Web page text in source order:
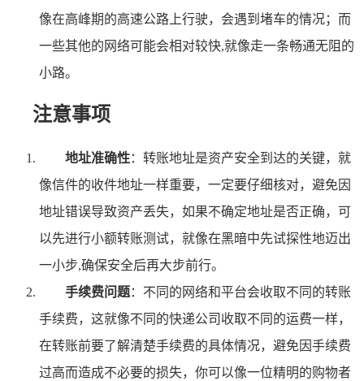
像在高峰期的高速公路上行驶，会遇到堵车的情况；而
一些其他的网络可能会相对较快,就像走一条畅通无阻的
小路。
注意事项
地址准确性：转账地址是资产安全到达的关键，就
像信件的收件地址一样重要，一定要仔细核对，避免因
地址错误导致资产丢失，如果不确定地址是否正确，可
以先进行小额转账测试，就像在黑暗中先试探性地迈出
一小步,确保安全后再大步前行。
手续费问题：不同的网络和平台会收取不同的转账
手续费，这就像不同的快递公司收取不同的运费一样，
在转账前要了解清楚手续费的具体情况，避免因手续费
过高而造成不必要的损失，你可以像一位精明的购物者